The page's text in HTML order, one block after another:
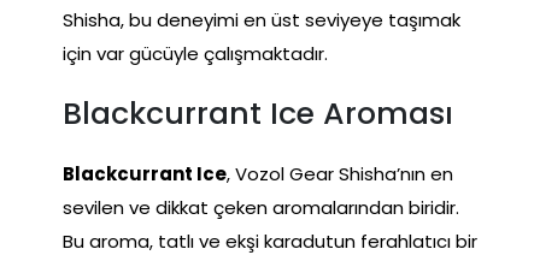
Shisha, bu deneyimi en üst seviyeye taşımak
için var gücüyle çalışmaktadır.
Blackcurrant Ice Aroması
Blackcurrant Ice, Vozol Gear Shisha’nın en
sevilen ve dikkat çeken aromalarından biridir.
Bu aroma, tatlı ve ekşi karadutun ferahlatıcı bir